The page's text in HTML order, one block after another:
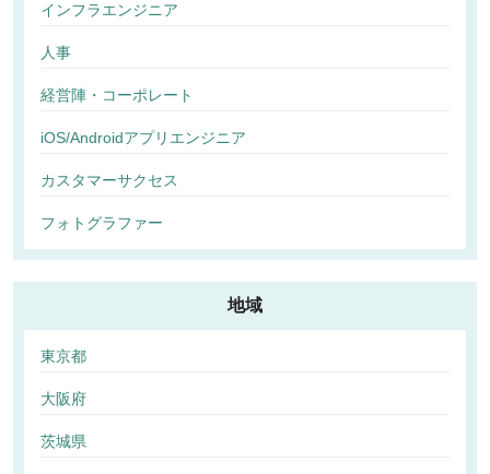
インフラエンジニア
人事
経営陣・コーポレート
iOS/Androidアプリエンジニア
カスタマーサクセス
フォトグラファー
地域
東京都
大阪府
茨城県